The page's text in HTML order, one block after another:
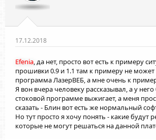
17.12.2018
Efenia, да нет, просто вот есть к примеру
прошивки 0.9 и 1.1 там к примеру не может
программа ЛазерВЕБ, а мне очень к
Я вон вчера человеку рассказывал, а у него
стоковой программе выжигает, а меня
сказать - Блин вот есть же нормальный
Но тут просто я хочу понять - какие будут
которые не могут решаться на данной